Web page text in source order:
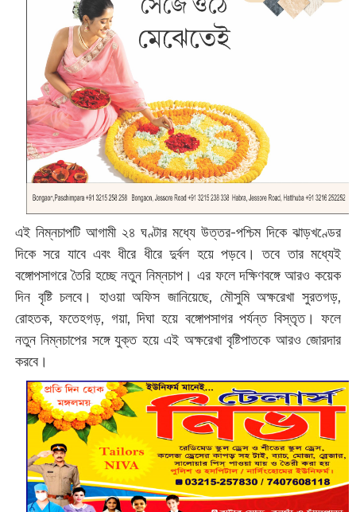
এই নিম্নচাপটি আগামী ২৪ ঘণ্টার মধ্যে উত্তর-পশ্চিম দিকে ঝাড়খণ্ডের
দিকে সরে যাবে এবং ধীরে ধীরে দুর্বল হয়ে পড়বে। তবে তার মধ্যেই
বঙ্গোপসাগরে তৈরি হচ্ছে নতুন নিম্নচাপ। এর ফলে দক্ষিণবঙ্গে আরও কয়েক
দিন বৃষ্টি চলবে। হাওয়া অফিস জানিয়েছে, মৌসুমি অক্ষরেখা সুরতগড়,
রোহতক, ফতেহগড়, গয়া, দিঘা হয়ে বঙ্গোপসাগর পর্যন্ত বিস্তৃত। ফলে
নতুন নিম্নচাপের সঙ্গে যুক্ত হয়ে এই অক্ষরেখা বৃষ্টিপাতকে আরও জোরদার
করবে।